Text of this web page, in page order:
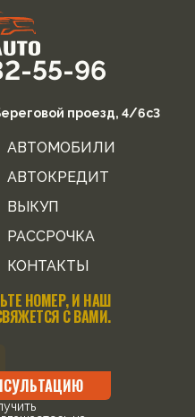
55-96
проезд, 4/6с3
АВТОМОБИЛИ
АВТОКРЕДИТ
ВЫКУП
РАССРОЧКА
КОНТАКТЫ
НОМЕР, И НАШ
С ВАМИ.